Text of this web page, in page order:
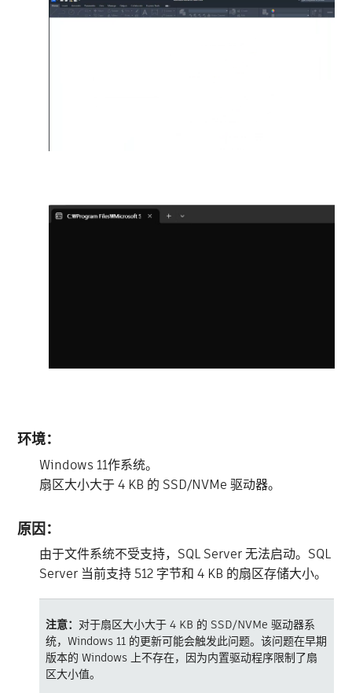
环境：
Windows 11作系统。
扇区大小大于 4 KB 的 SSD/NVMe 驱动器。
原因：
由于文件系统不受支持，SQL Server 无法启动。SQL
Server 当前支持 512 字节和 4 KB 的扇区存储大小。
注意： 对于扇区大小大于 4 KB 的 SSD/NVMe 驱动器系
统，Windows 11 的更新可能会触发此问题。该问题在早期
版本的 Windows 上不存在，因为内置驱动程序限制了扇
区大小值。